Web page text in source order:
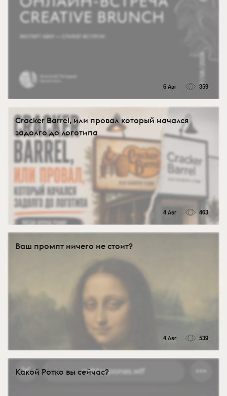
6 Авг 359
Cracker Barrel, или провал который начался
задолго до логотипа
4 Авг 463
Ваш промпт ничего не стоит?
4 Авг 539
Какой Ротко вы сейчас?